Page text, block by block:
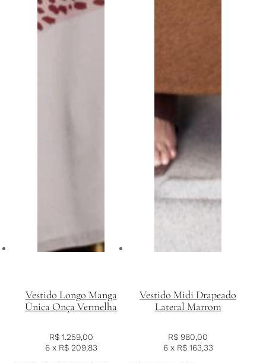
Vestido Longo Manga
Única Onça Vermelha
R$1.259,00
6 x R$209,83
Vestido Midi Drapeado
Lateral Marrom
R$ 980,00
6 x R$163,33